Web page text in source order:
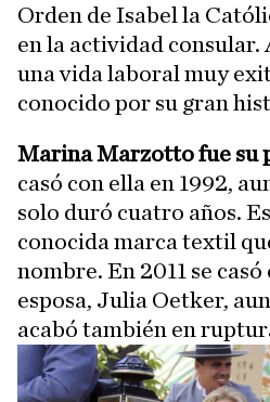
Orden de Isabel la
en la actividad consular.
una vida laboral muy
conocido por su gran
Marina Marzotto fue su
casó con ella en 1992,
solo duró cuatro años.
conocida marca textil
nombre. En 2011 se casó
esposa, Julia Oetker,
acabó también en